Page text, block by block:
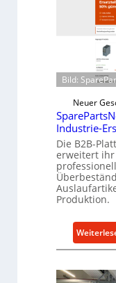
Bild:
Neuer
Industrie-
Die B2B-
erweitert ihr
Produktion.